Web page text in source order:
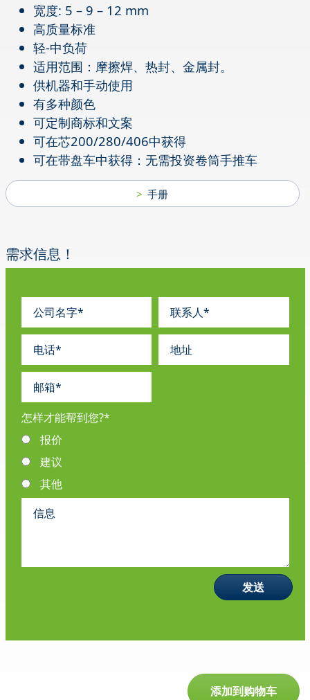
宽度: 5 – 9 – 12 mm
高质量标准
轻-中负荷
适用范围：摩擦焊、热封、金属封。
供机器和手动使用
有多种颜色
可定制商标和文案
可在芯200/280/406中获得
可在带盘车中获得：无需投资卷筒手推车
手册
需求信息！
怎样才能帮到您?*
报价
建议
其他
添加到购物车